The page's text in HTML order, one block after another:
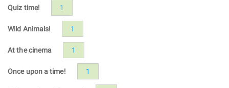
Quiz time! 1
Wild Animals! 1
At the cinema 1
Once upon a time! 1